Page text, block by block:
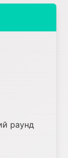
раунд